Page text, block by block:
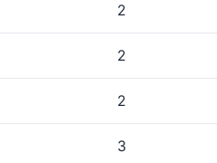
2
2
2
3